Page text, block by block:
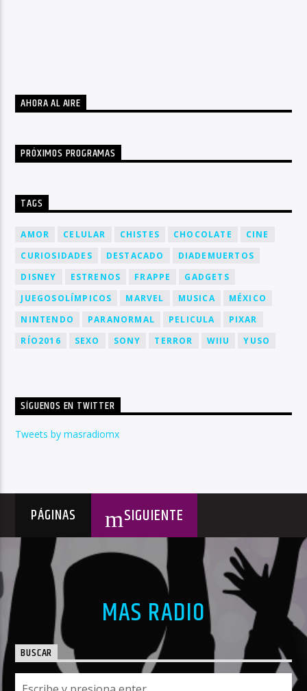
AHORA AL AIRE
PRÓXIMOS PROGRAMAS
TAGS
AMOR CELULAR CHISTES CHOCOLATE
CINE
CURIOSIDADES
DESTACADO
DIADEMUERTOS
DISNEY
ESTRENOS FRAPPE
GADGETS
JUEGOSOLÍMPICOS
MARVEL MUSICA
MÉXICO
NINTENDO
PARANORMAL PELICULA
PIXAR
RÍO2016
SEXO SONY TERROR WIIU YUSO
SÍGUENOS EN TWITTER
Tweets by masradiomx
PÁGINAS SIGUIENTE
MAS RADIO
BUSCAR